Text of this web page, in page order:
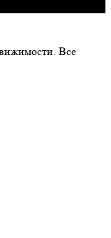
Все